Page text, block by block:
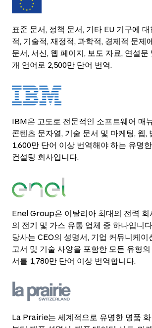
표준 문서, 정책 문서, 기타 EU 기구에
적, 기술적, 재정적, 과학적, 경제적 문제
문서, 서신, 웹 페이지, 보도 자료, 연설
개 언어로 2,500만 단어 번역.
IBM은 고도로 전문적인 소프트웨어 매
콘텐츠 문자열, 기술 문서 및 마케팅, 웹,
1,600만 단어 이상 번역해야 하는 유명
컨설팅 회사입니다.
Enel Group은 이탈리아 최대의 전력 회
의 전기 및 가스 유통 업체 중 하나입니
당사는 CEO의 성명서, 기업 커뮤니케이
고서 및 기술 사양을 포함한 모든 유형
서를 1,780만 단어 이상 번역합니다.
La Prairie는 세계적으로 유명한 명품